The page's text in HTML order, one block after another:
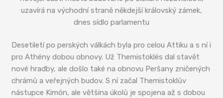
uzavírá na východní straně někdejší královský zámek,
dnes sídlo parlamentu
Desetiletí po perských válkách byla pro celou Attiku a s ní i
pro Athény dobou obnovy. Už Themistoklés dal stavět
nové hradby, ale došlo také na obnovu Peršany zničených
chrámů a veřejných budov. S ní začal Themistoklův
nástupce Kimón, ale většina úkolů je spojena až s dobou